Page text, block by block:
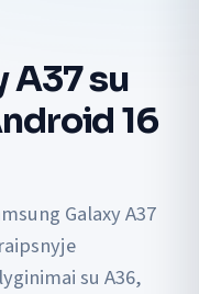
A37 su
16
Galaxy A37
su A36,